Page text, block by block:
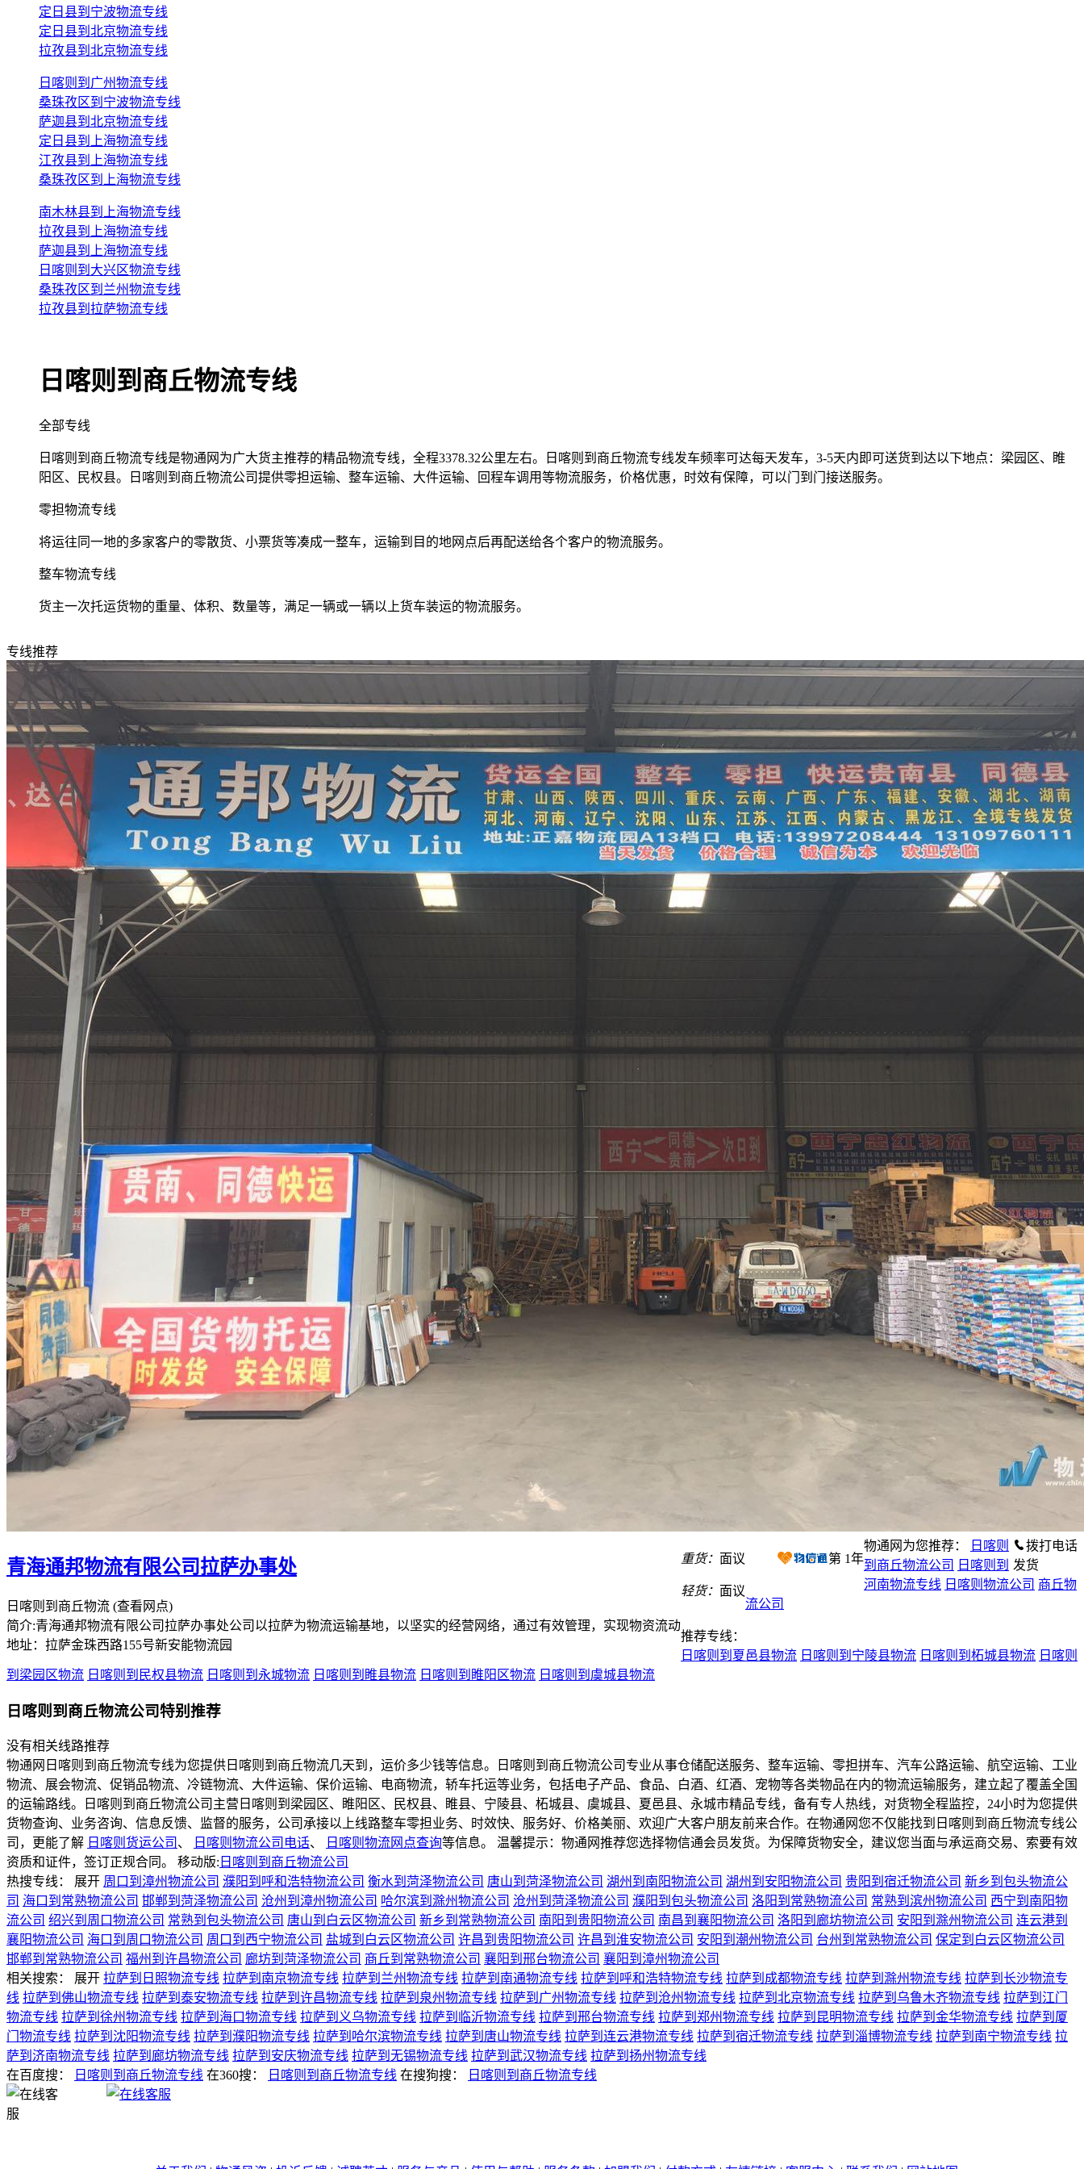
定日县到宁波物流专线
定日县到北京物流专线
拉孜县到北京物流专线
日喀则到广州物流专线
桑珠孜区到宁波物流专线
萨迦县到北京物流专线
定日县到上海物流专线
江孜县到上海物流专线
桑珠孜区到上海物流专线
南木林县到上海物流专线
拉孜县到上海物流专线
萨迦县到上海物流专线
日喀则到大兴区物流专线
桑珠孜区到兰州物流专线
拉孜县到拉萨物流专线
日喀则到商丘物流专线
全部专线
日喀则到商丘物流专线是物通网为广大货主推荐的精品物流专线，全程3378.32公里左右。日喀则到商丘物流专线发车频率可达每天发车，3-5天内即可送货到达以下地点：梁园区、睢
阳区、民权县。日喀则到商丘物流公司提供零担运输、整车运输、大件运输、回程车调用等物流服务，价格优惠，时效有保障，可以门到门接送服务。
零担物流专线
将运往同一地的多家客户的零散货、小票货等凑成一整车，运输到目的地网点后再配送给各个客户的物流服务。
整车物流专线
货主一次托运货物的重量、体积、数量等，满足一辆或一辆以上货车装运的物流服务。
专线推荐
青海通邦物流有限公司拉萨办事处
日喀则到商丘物流 (查看网点)
简介:青海通邦物流有限公司拉萨办事处公司以拉萨为物流运输基地，以坚实的经营网络，通过有效管理，实现物资流动
地址：拉萨金珠西路155号新安能物流园
重货： 面议
轻货： 面议
第 1年
拨打电话
发货
物通网为您推荐：
日喀则
到商丘物流公司
日喀则到
河南物流专线 日喀则物流公司 商丘物
流公司
推荐专线：
日喀则到夏邑县物流 日喀则到宁陵县物流 日喀则到柘城县物流 日喀则
到梁园区物流 日喀则到民权县物流 日喀则到永城物流 日喀则到睢县物流 日喀则到睢阳区物流 日喀则到虞城县物流
日喀则到商丘物流公司特别推荐
没有相关线路推荐
物通网日喀则到商丘物流专线为您提供日喀则到商丘物流几天到，运价多少钱等信息。日喀则到商丘物流公司专业从事仓储配送服务、整车运输、零担拼车、汽车公路运输、航空运输、工业
物流、展会物流、促销品物流、冷链物流、大件运输、保价运输、电商物流，轿车托运等业务，包括电子产品、食品、白酒、红酒、宠物等各类物品在内的物流运输服务，建立起了覆盖全国
的运输路线。日喀则到商丘物流公司主营日喀则到梁园区、睢阳区、民权县、睢县、宁陵县、柘城县、虞城县、夏邑县、永城市精品专线，备有专人热线，对货物全程监控，24小时为您提供
货物查询、业务咨询、信息反馈、监督的服务，公司承接以上线路整车零担业务、时效快、服务好、价格美丽、欢迎广大客户朋友前来合作。在物通网您不仅能找到日喀则到商丘物流专线公
司，更能了解 日喀则货运公司 、 日喀则物流公司电话、 日喀则物流网点查询等信息。 温馨提示：物通网推荐您选择物信通会员发货。为保障货物安全，建议您当面与承运商交易、索要有效
资质和证件，签订正规合同。 移动版: 日喀则到商丘物流公司
热搜专线： 展开 周口到漳州物流公司 濮阳到呼和浩特物流公司 衡水到菏泽物流公司 唐山到菏泽物流公司 湖州到南阳物流公司 湖州到安阳物流公司 贵阳到宿迁物流公司 新乡到包头物流公
司 海口到常熟物流公司 邯郸到菏泽物流公司 沧州到漳州物流公司 哈尔滨到滁州物流公司 沧州到菏泽物流公司 濮阳到包头物流公司 洛阳到常熟物流公司 常熟到滨州物流公司 西宁到南阳物
流公司 绍兴到周口物流公司 常熟到包头物流公司 唐山到白云区物流公司 新乡到常熟物流公司 南阳到贵阳物流公司 南昌到襄阳物流公司 洛阳到廊坊物流公司 安阳到滁州物流公司 连云港到
襄阳物流公司 海口到周口物流公司 周口到西宁物流公司 盐城到白云区物流公司 许昌到贵阳物流公司 许昌到淮安物流公司 安阳到潮州物流公司 台州到常熟物流公司 保定到白云区物流公司
邯郸到常熟物流公司 福州到许昌物流公司 廊坊到菏泽物流公司 商丘到常熟物流公司 襄阳到邢台物流公司 襄阳到漳州物流公司
相关搜索： 展开 拉萨到日照物流专线 拉萨到南京物流专线 拉萨到兰州物流专线 拉萨到南通物流专线 拉萨到呼和浩特物流专线 拉萨到成都物流专线 拉萨到滁州物流专线 拉萨到长沙物流专
线 拉萨到佛山物流专线 拉萨到泰安物流专线 拉萨到许昌物流专线 拉萨到泉州物流专线 拉萨到广州物流专线 拉萨到沧州物流专线 拉萨到北京物流专线 拉萨到乌鲁木齐物流专线 拉萨到江门
物流专线 拉萨到徐州物流专线 拉萨到海口物流专线 拉萨到义乌物流专线 拉萨到临沂物流专线 拉萨到邢台物流专线 拉萨到郑州物流专线 拉萨到昆明物流专线 拉萨到金华物流专线 拉萨到厦
门物流专线 拉萨到沈阳物流专线 拉萨到濮阳物流专线 拉萨到哈尔滨物流专线 拉萨到唐山物流专线 拉萨到连云港物流专线 拉萨到宿迁物流专线 拉萨到淄博物流专线 拉萨到南宁物流专线 拉
萨到济南物流专线 拉萨到廊坊物流专线 拉萨到安庆物流专线 拉萨到无锡物流专线 拉萨到武汉物流专线 拉萨到扬州物流专线
在百度搜：
日喀则到商丘物流专线 在360搜： 日喀则到商丘物流专线 在搜狗搜： 日喀则到商丘物流专线